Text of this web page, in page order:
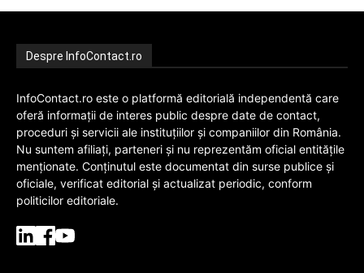
Despre InfoContact.ro
InfoContact.ro este o platformă editorială independentă care
oferă informații de interes public despre date de contact,
proceduri și servicii ale instituțiilor și companiilor din România.
Nu suntem afiliați, parteneri și nu reprezentăm oficial entitățile
menționate. Conținutul este documentat din surse publice și
oficiale, verificat editorial și actualizat periodic, conform
politicilor editoriale.